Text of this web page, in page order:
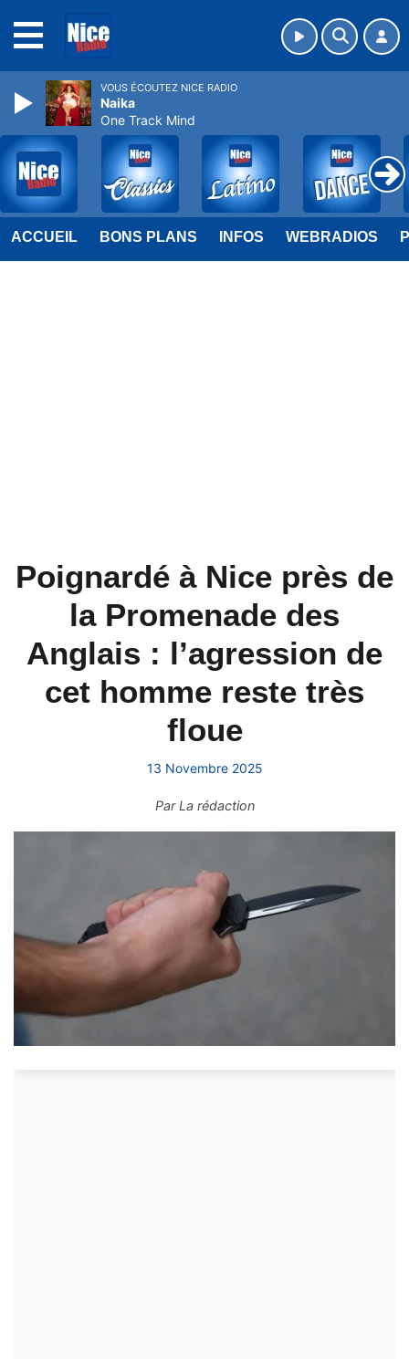
ACCUEIL BONS PLANS INFOS WEBRADIOS
Poignardé à Nice près de
la Promenade des
Anglais : l’agression de
cet homme reste très
floue
13 Novembre 2025
ParLa rédaction
VOUS ÉCOUTEZ NICE RADIO
Naika
One Track Mind